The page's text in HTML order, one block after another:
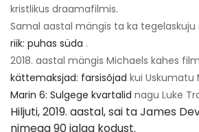
kristlikus draamafilmis.
Samal aastal mängis ta ka
riik: puhas süda .
2018. aastal mängis Michaels kahes
kättemaksjad: farsisõjad kui Uskumatu
Marin 6: Sulgege kvartalid nagu Luke
Hiljuti, 2019. aastal, sai ta James
nimega 90 jalga kodust.